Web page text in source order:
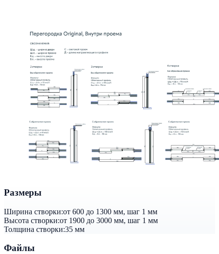
Размеры
Ширина створки:от 600 до 1300 мм, шаг 1 мм
Высота створки:от 1900 до 3000 мм, шаг 1 мм
Толщина створки:35 мм
Файлы